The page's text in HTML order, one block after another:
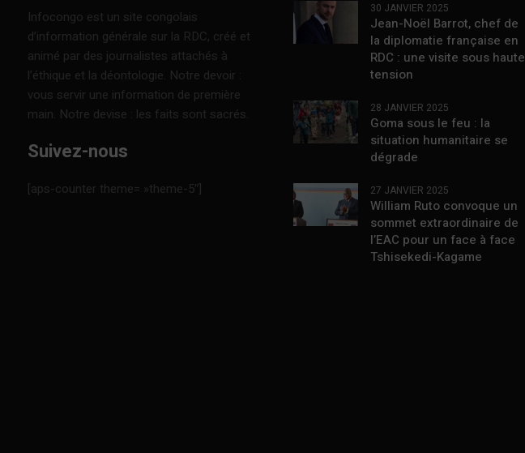
Infocongo est un site congolais
d’information générale sur la RDC, créé et
animé par des journalistes attachés à
l’éthique et la déontologie. Notre devoir :
vous servir une information de première
main. Notre devise : les faits sont sacrés.
Suivez-nous
[aps-counter theme= »theme-5″]
30 JANVIER 2025
Jean-Noël Barrot, chef de
la diplomatie française en
RDC : une visite sous haute
tension
28 JANVIER 2025
Goma sous le feu : la
situation humanitaire se
dégrade
27 JANVIER 2025
William Ruto convoque un
sommet extraordinaire de
l’EAC pour un face à face
Tshisekedi-Kagame